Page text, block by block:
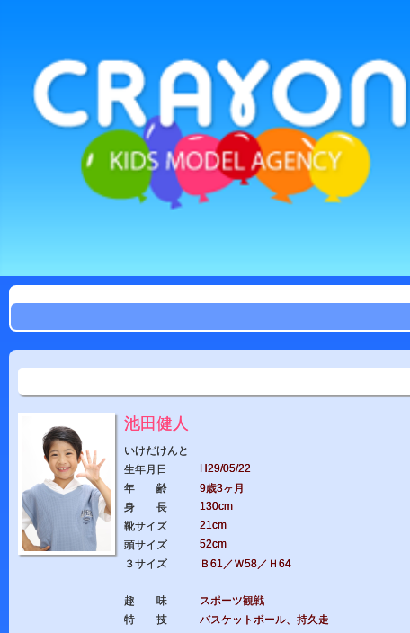
池田健人
いけだけんと
生年月日
H29/05/22
年 齢
9歳3ヶ月
身 長
130cm
靴サイズ
21cm
頭サイズ
52cm
３サイズ
Ｂ61／Ｗ58／Ｈ64
趣 味
スポーツ観戦
特 技
バスケットボール、持久走